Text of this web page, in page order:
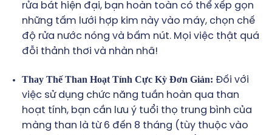
rửa bát hiện đại, bạn hoàn toàn có thể xếp gọn
những tấm lưới hợp kim này vào máy, chọn chế
độ rửa nước nóng và bấm nút. Mọi việc thật quá
đỗi thảnh thơi và nhàn nhã!
Thay Thế Than Hoạt Tính Cực Kỳ Đơn Giản: Đối với
việc sử dụng chức năng tuần hoàn qua than
hoạt tính, bạn cần lưu ý tuổi thọ trung bình của
màng than là từ 6 đến 8 tháng (tùy thuộc vào